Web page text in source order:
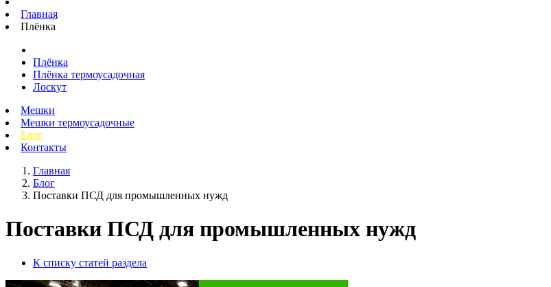
Главная
Плёнка
Плёнка
Плёнка термоусадочная
Лоскут
Мешки
Мешки термоусадочные
Блог
Контакты
Главная
Блог
Поставки ПСД для промышленных нужд
Поставки ПСД для промышленных нужд
К списку статей раздела